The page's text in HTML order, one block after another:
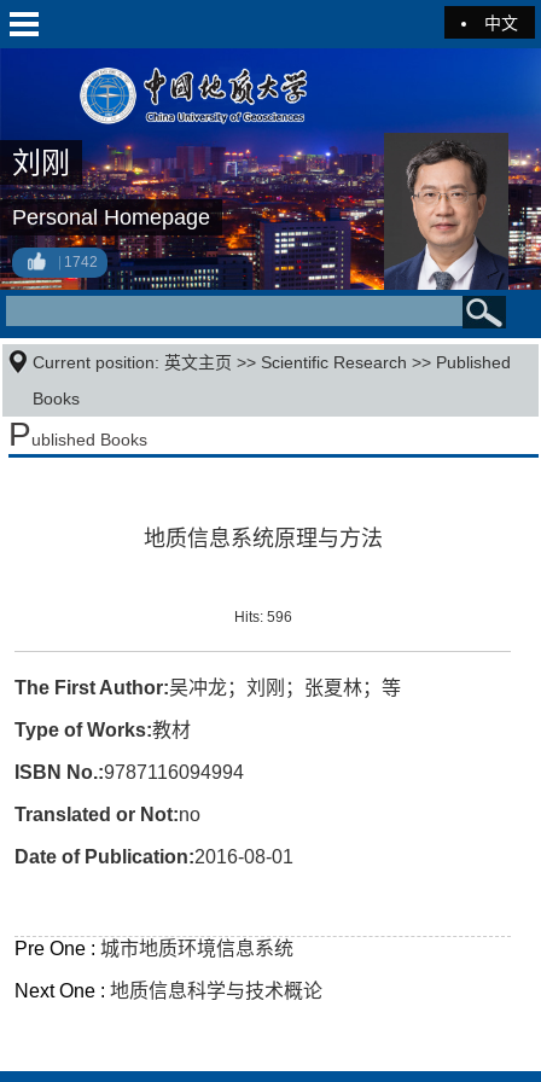
中文
刘刚
Personal Homepage
1742
Current position:英文主页 >> Scientific Research >> Published
Books
Published Books
地质信息系统原理与方法
Hits: 596
The First Author:吴冲龙；刘刚；张夏林；等
Type of Works:教材
ISBN No.:9787116094994
Translated or Not:no
Date of Publication:2016-08-01
Pre One :城市地质环境信息系统
Next One :地质信息科学与技术概论